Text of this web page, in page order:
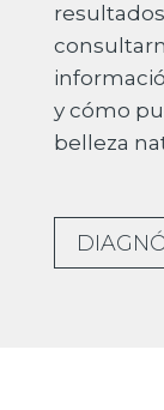
y cómo
belleza